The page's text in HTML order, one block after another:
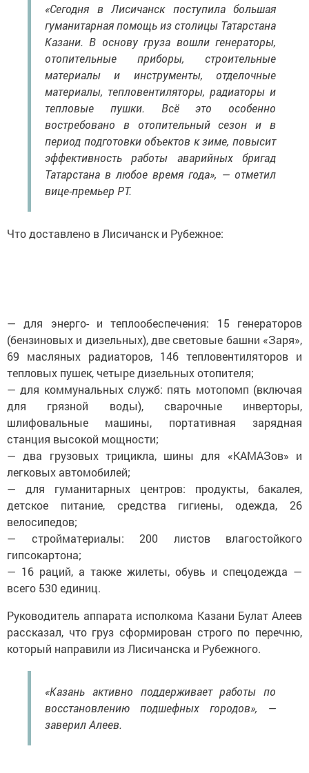
«Сегодня в Лисичанск поступила большая
гуманитарная помощь из столицы Татарстана
Казани. В основу груза вошли генераторы,
отопительные приборы, строительные
материалы и инструменты, отделочные
материалы, тепловентиляторы, радиаторы и
тепловые пушки. Всё это особенно
востребовано в отопительный сезон и в
период подготовки объектов к зиме, повысит
эффективность работы аварийных бригад
Татарстана в любое время года», — отметил
вице-премьер РТ.
Что доставлено в Лисичанск и Рубежное:
— для энерго- и теплообеспечения: 15 генераторов
(бензиновых и дизельных), две световые башни «Заря»,
69 масляных радиаторов, 146 тепловентиляторов и
тепловых пушек, четыре дизельных отопителя;
— для коммунальных служб: пять мотопомп (включая
для грязной воды), сварочные инверторы,
шлифовальные машины, портативная зарядная
станция высокой мощности;
— два грузовых трицикла, шины для «КАМАЗов» и
легковых автомобилей;
— для гуманитарных центров: продукты, бакалея,
детское питание, средства гигиены, одежда, 26
велосипедов;
— стройматериалы: 200 листов влагостойкого
гипсокартона;
— 16 раций, а также жилеты, обувь и спецодежда —
всего 530 единиц.
Руководитель аппарата исполкома Казани Булат Алеев
рассказал, что груз сформирован строго по перечню,
который направили из Лисичанска и Рубежного.
«Казань активно поддерживает работы по
восстановлению подшефных городов», —
заверил Алеев.